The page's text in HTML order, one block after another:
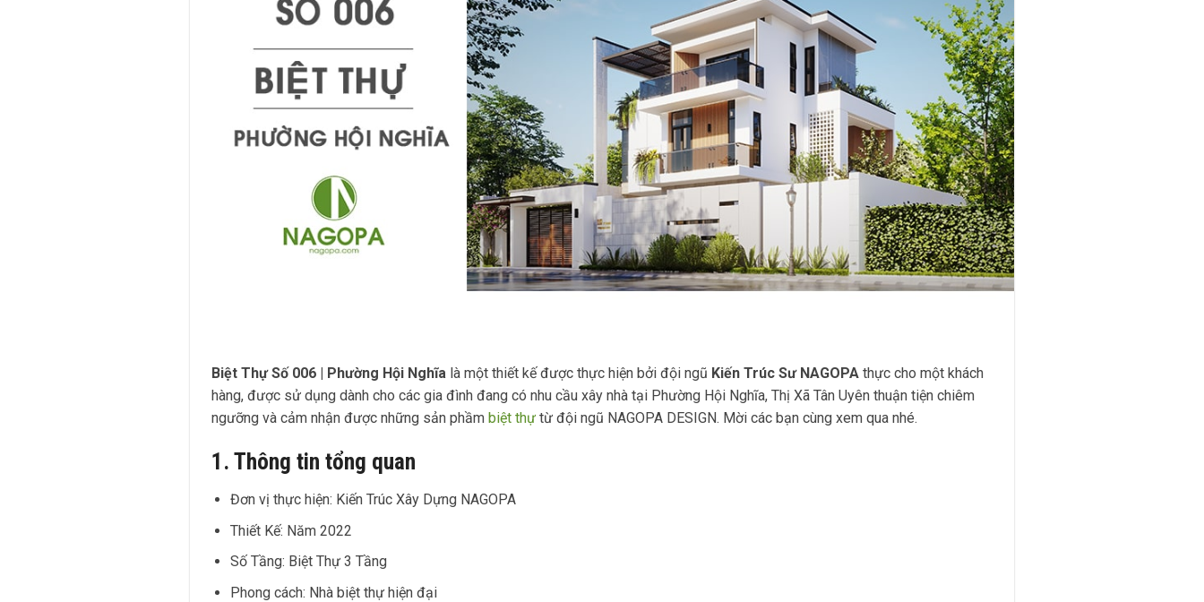
Biệt Thự Số 006 | Phường Hội Nghĩa là một thiết kế được thực hiện bởi đội ngũ Kiến Trúc Sư NAGOPA thực cho một khách
hàng, được sử dụng dành cho các gia đình đang có nhu cầu xây nhà tại Phường Hội Nghĩa, Thị Xã Tân Uyên thuận tiện chiêm
ngưỡng và cảm nhận được những sản phầm biệt thự từ đội ngũ NAGOPA DESIGN. Mời các bạn cùng xem qua nhé.
1. Thông tin tổng quan
Đơn vị thực hiện: Kiến Trúc Xây Dựng NAGOPA
Thiết Kế: Năm 2022
Số Tầng: Biệt Thự 3 Tầng
Phong cách: Nhà biệt thự hiện đại